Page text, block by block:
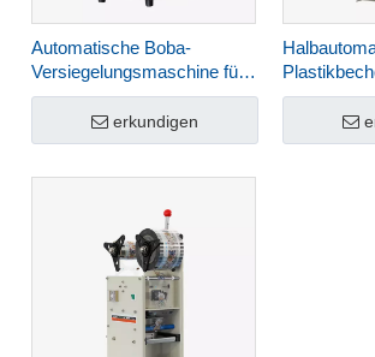
Automatische Boba-
Versiegelungsmaschine für
Joghurtbecher HL-95A
erkundigen
für Bubble